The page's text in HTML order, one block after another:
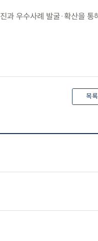
과 우수사례 발굴·확산을 통
목록